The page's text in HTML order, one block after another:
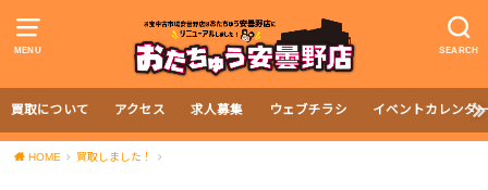
MENU SEARCH
買取について アクセス 求人募集 ウェブチラシ イベントカレンダ
HOME 買取しました！